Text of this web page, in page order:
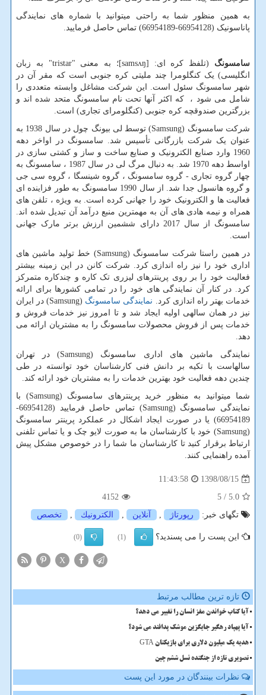
به همین منظور شما به راحتی میتوانید با شماره های نمایندگی
پاناسونیک (66954128-66954189) تماس حاصل فرمایید.
سامسونگ (تلفظ کره ای: [samsʌŋ]؛ به معنی "tristar" به زبان
انگلیسی) یک کنگلومرا چند ملیتی کره جنوبی است که مقر آن در
شهر سامسونگ سئول است. این شرکت مشاغل وابسته متعددی را
شامل می شود ، که اکثر آنها تحت نام سامسونگ متحد شده اند و
بزرگترین صندوقچه کره جنوبی (کنگلومرای تجاری) است.
شرکت سامسونگ (Samsung
) توسط لی بیونگ چول در سال 1938 به
عنوان یک شرکت بازرگانی تأسیس شد. سامسونگ در اواخر دهه
1960 وارد صنایع الکترونیک و صنایع ساخت و ساز و کشتی سازی در
اواسط دهه 1970 شد. به دنبال مرگ لی در سال 1987 ، سامسونگ به
چهار گروه تجاری - گروه سامسونگ ، گروه شینسگا ، گروه سی جی
و گروه هانسول جدا شد. از سال 1990 سامسونگ به طور فزاینده ای
فعالیت ها و الکترونیک خود را جهانی کرده است. به ویژه ، تلفن های
همراه و نیمه هادی های آن به مهمترین منبع درآمد آن تبدیل شده اند.
سامسونگ از سال 2017 دارای ششمین ارزش برتر مارک جهانی
است.
در همین راستا شرکت سامسونگ (Samsung) خط تولید ماشین های
اداری خود را نیز راه اندازی کرد. شرکت کانن در این زمینه بیشتر
فعالیت خود را بر روی پرینترهای لیزری تک کاره و چندکاره متمرکز
کرد. در کنار آن نمایندگی های خود را در تمامی کشورها برای ارائه
خدمات بهتر راه اندازی کرد. نمایندگی سامسونگ (
Samsung) در ایران
نیز در همان سالهی اولیه ایجاد شد و تا امروز نیز خدمات فروش و
خدمات پس از فروش محصولات سامسونگ را به مشتریان ارائه می
دهد.
نمایندگی ماشین های اداری سامسونگ (Samsung) در تهران
سالهاست با تکیه بر دانش فنی کارشناسان خود توانسته در طی
چندین دهه فعالیت خود بهترین خدمات را به مشتریان خود ارائه کند.
شما میتوانید به منظور خرید پرینترهای سامسونگ (Samsung) با
نمایندگی سامسونگ (Samsung) تماس حاصل فرمایید (66954128-
66954189) یا در صورت ایجاد اشکال در عملکرد پرینتر سامسونگ
(Samsung) خود با کارشناسان ما به صورت لایو چک و یا تماس تلفنی
ارتباط برقرار کنید تا کارشناسان ما شما را در خوصوص مشکل پیش
آمده راهنمایی کنند.
1398/08/15
11:43:58
5.0
/ 5
4152
تگهای خبر:
رپورتاژ , آنلاین , الكترونیك , تخصص
این پست را می پسندید؟ (1)
(0)
X
تازه ترین مطالب مرتبط
آیا کتاب خواندن مغز انسان را تغییر می دهد؟
آیا پهپاد رهگیر جایگزین موشک پدافند می شود؟
هدیه یک میلیون دلاری برای بازیکنان GTA
تصویری تازه از جنگنده نسل ششم چین
نظرات بینندگان در مورد این پست